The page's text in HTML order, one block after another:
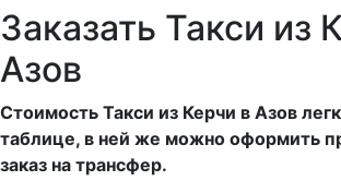
Заказать Такси из
Азов
Стоимость Такси из Керчи в Азов
таблице, в ней же можно оформить
заказ на трансфер.